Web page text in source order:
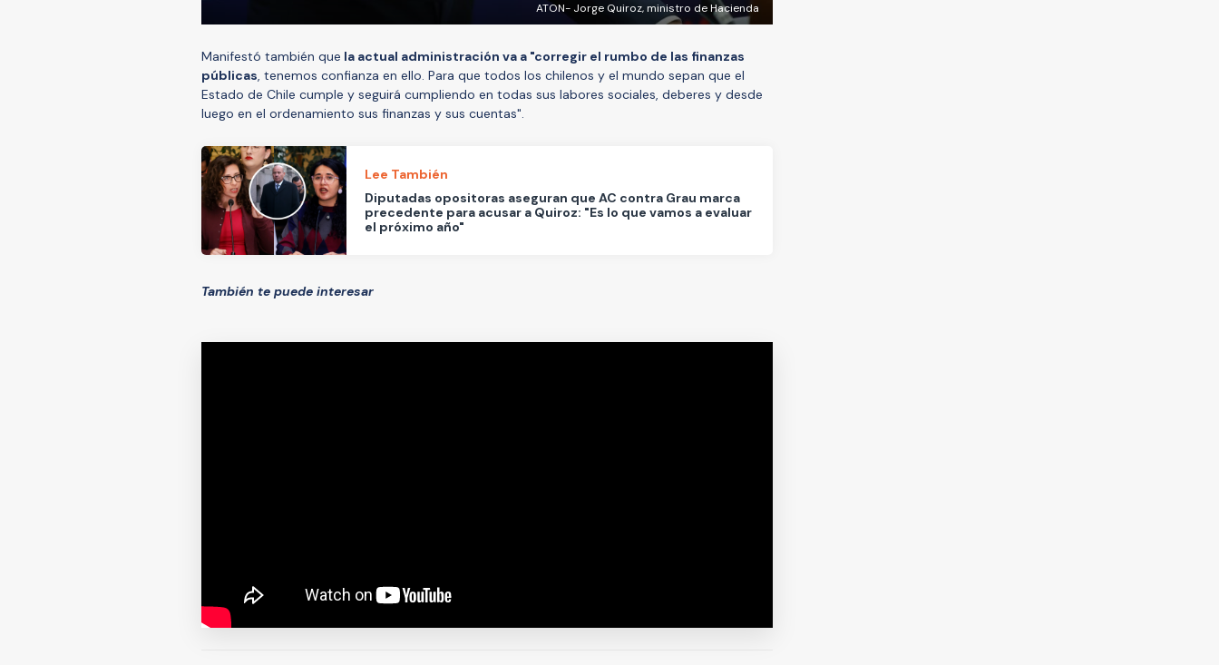
ATON- Jorge Quiroz, ministro de Hacienda
Manifestó también que la actual administración va a "corregir el rumbo de las finanzas
públicas, tenemos confianza en ello. Para que todos los chilenos y el mundo sepan que el
Estado de Chile cumple y seguirá cumpliendo en todas sus labores sociales, deberes y desde
luego en el ordenamiento sus finanzas y sus cuentas".
Lee También
Diputadas opositoras aseguran que AC contra Grau marca
precedente para acusar a Quiroz: "Es lo que vamos a evaluar
el próximo año"
También te puede interesar